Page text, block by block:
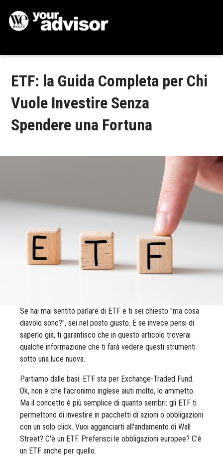
ETF: la Guida Completa per Chi
Vuole Investire Senza
Spendere una Fortuna
Se hai mai sentito parlare di ETF e ti sei chiesto "ma cosa
diavolo sono?", sei nel posto giusto. E se invece pensi di
saperlo già, ti garantisco che in questo articolo troverai
qualche informazione che ti farà vedere questi strumenti
sotto una luce nuova.
Partiamo dalle basi: ETF sta per Exchange-Traded Fund.
Ok, non è che l'acronimo inglese aiuti molto, lo ammetto.
Ma il concetto è più semplice di quanto sembri: gli ETF ti
permettono di investire in pacchetti di azioni o obbligazioni
con un solo click. Vuoi agganciarti all'andamento di Wall
Street? C'è un ETF. Preferisci le obbligazioni europee? C'è
un ETF anche per quello.